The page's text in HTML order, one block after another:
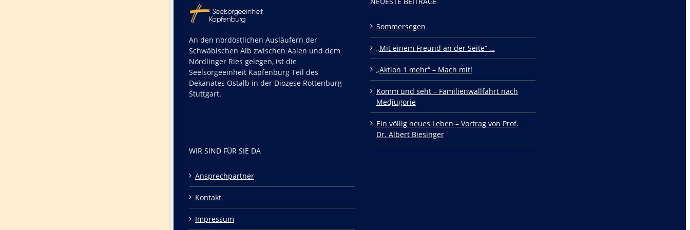
An den nordöstlichen Ausläufern der
Schwäbischen Alb zwischen Aalen und dem
Nördlinger Ries gelegen, ist die
Seelsorgeeinheit Kapfenburg Teil des
Dekanates Ostalb in der Diözese Rottenburg-
Stuttgart.
Sommersegen
„Mit einem Freund an der Seite“ …
„Aktion 1 mehr“ – Mach mit!
Komm und seht – Familienwallfahrt nach
Medjugorie
Ein völlig neues Leben – Vortrag von Prof.
Dr. Albert Biesinger
WIR SIND FÜR SIE DA
Ansprechpartner
Kontakt
Impressum